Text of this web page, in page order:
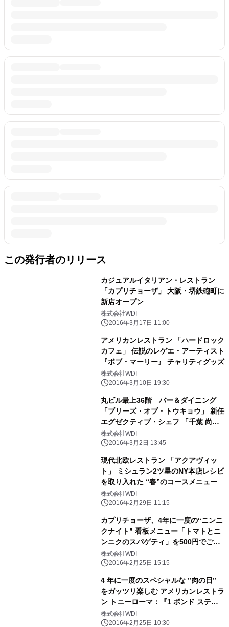
この発行者のリリース
カジュアルイタリアン・レストラン
「カプリチョーザ」 大阪・堺鉄砲町に
新店オープン
株式会社WDI
2016年3月17日 11:00
アメリカンレストラン 「ハードロック
カフェ」 伝説のレゲエ・アーティスト
『ボブ・マーリー』 チャリティグッズ
株式会社WDI
2016年3月10日 19:30
丸ビル最上36階 バー＆ダイニング
「ブリーズ・オブ・トウキョウ」 新任
エグゼクティブ・シェフ 「千葉 尚」
が作るコンテンポラリー・フレンチ
株式会社WDI
2016年3月2日 13:45
現代北欧レストラン 「アクアヴィッ
ト」 ミシュラン2ツ星のNY本店レシピ
を取り入れた “春”のコースメニュー
株式会社WDI
2016年2月29日 11:15
カプリチョーザ、4年に一度の“ニンニ
クナイト” 看板メニュー「トマトとニ
ンニクのスパゲティ」を500円でご提
供
株式会社WDI
2016年2月25日 15:15
4 年に一度のスペシャルな ”肉の日”
をガッツリ楽しむ アメリカンレストラ
ン トニーローマ：『1 ポンド ステー
キ』 販売
株式会社WDI
2016年2月25日 10:30